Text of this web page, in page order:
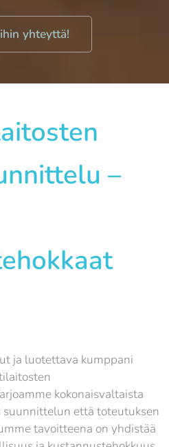
yhteyttä!
–
ja luotettava kumppani
kokonaisvaltaista
suunnittelun että toteutuksen
tavoitteena on yhdistää